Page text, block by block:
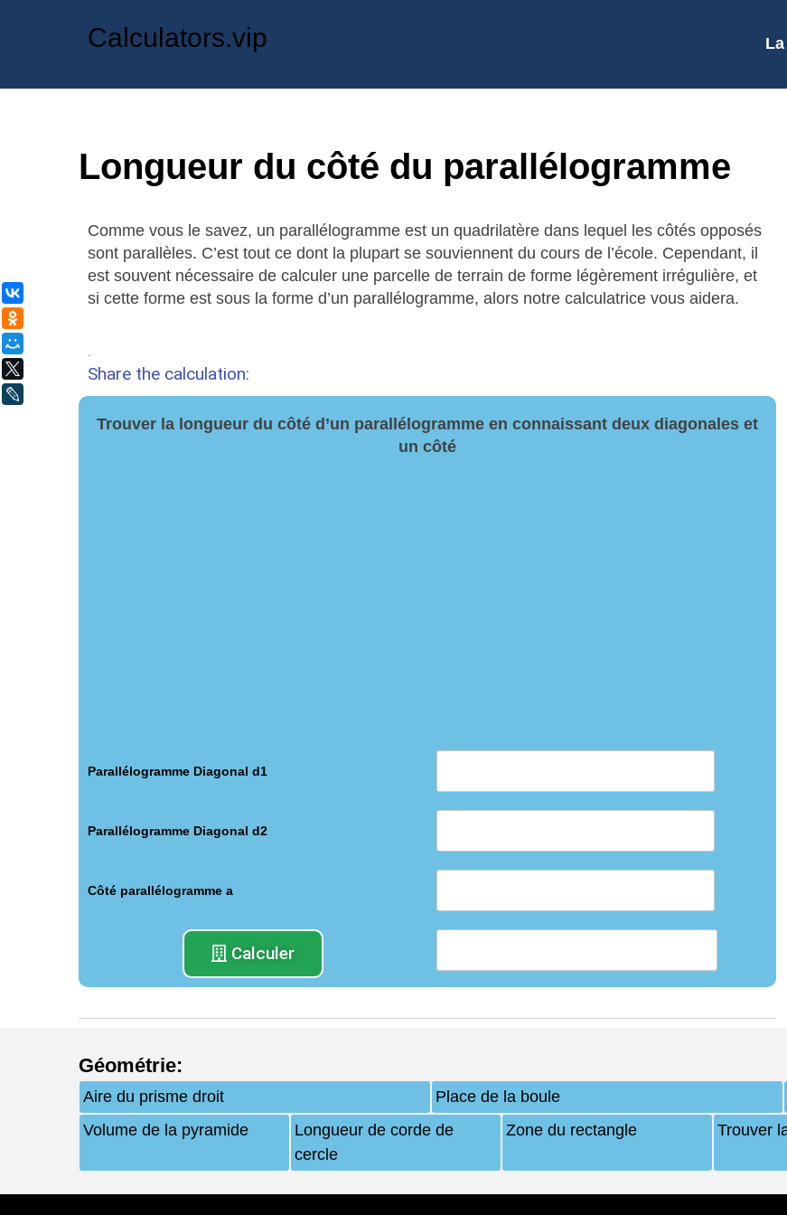
Calculators.vip
Longueur du côté du parallélogramme
Comme vous le savez, un parallélogramme est un quadrilatère dans lequel les côtés opposés
sont parallèles. C’est tout ce dont la plupart se souviennent du cours de l’école. Cependant, il
est souvent nécessaire de calculer une parcelle de terrain de forme légèrement irrégulière, et
si cette forme est sous la forme d’un parallélogramme, alors notre calculatrice vous aidera.
Share the calculation:
Trouver la longueur du côté d’un parallélogramme en connaissant deux diagonales et
un côté
Parallélogramme Diagonal d1
Parallélogramme Diagonal d2
Côté parallélogramme a
Calculer
Géométrie:
Aire du prisme droit Place de la boule
Volume de la pyramide
Longueur de corde de
cercle
Zone du rectangle Trouver
LiveJournal